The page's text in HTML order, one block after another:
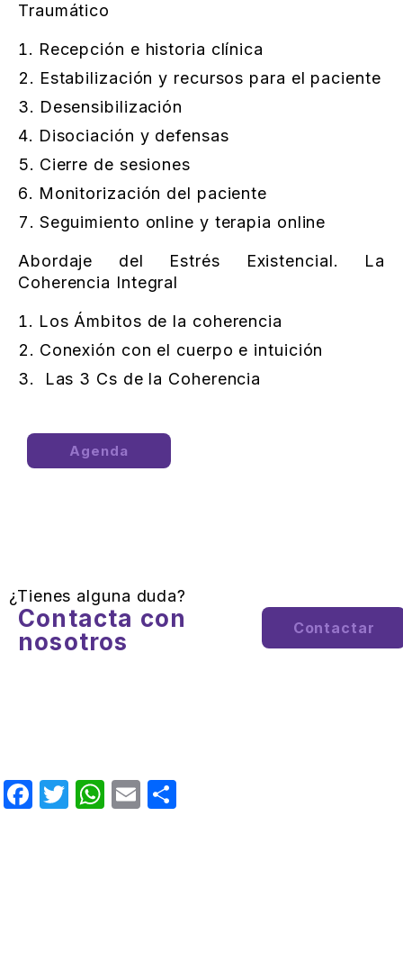
Traumático
Recepción e historia clínica
Estabilización y recursos para el paciente
Desensibilización
Disociación y defensas
Cierre de sesiones
Monitorización del paciente
Seguimiento online y terapia online
Abordaje del Estrés Existencial. La
Coherencia Integral
Los Ámbitos de la coherencia
Conexión con el cuerpo e intuición
Las 3 Cs de la Coherencia
Agenda
¿Tienes alguna duda?
Contacta con
nosotros
Contactar
Facebook
Twitter
WhatsApp
Email